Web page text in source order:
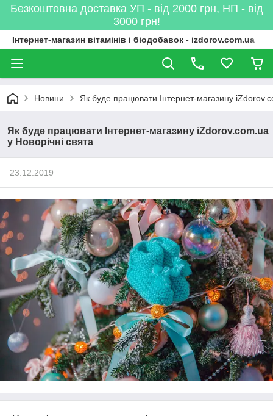
Безкоштовна доставка УП - від 2000 грн, НП - від
3000 грн!
Інтернет-магазин вітамінів і біодобавок - izdorov.com.ua
Новини Як буде працювати Інтернет-магазину
Як буде працювати Інтернет-магазину iZdorov.com.ua
у Новорічні свята
23.12.2019